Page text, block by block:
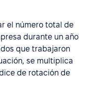
el número total de
durante un año
que trabajaron
se multiplica
de rotación de